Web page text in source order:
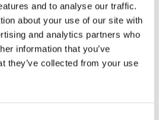
and to analyse our traffic.
about your use of our site with
and analytics partners who
information that you’ve
they’ve collected from your use